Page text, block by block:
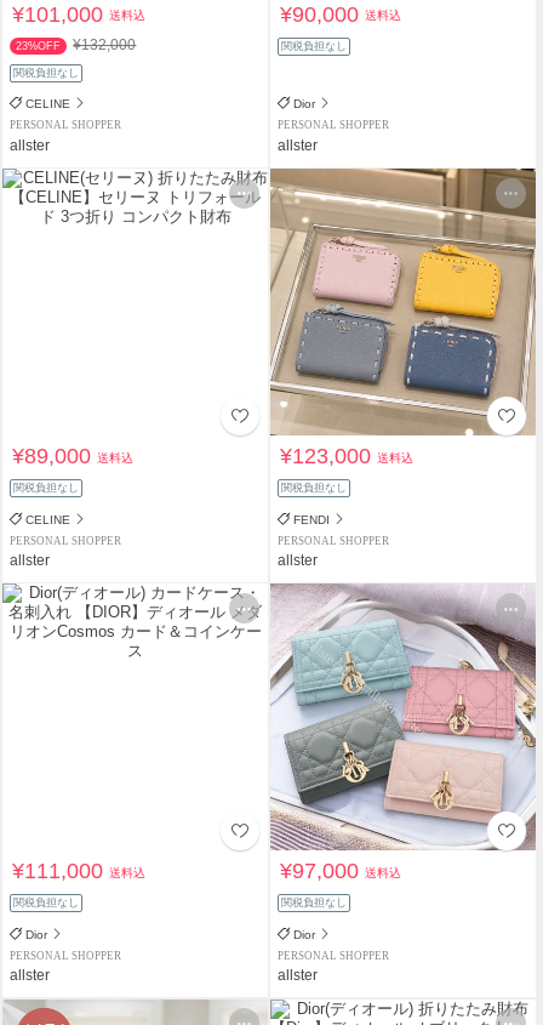
¥101,000送料込
23%OFF ¥132,000
関税負担なし
CELINE
PERSONAL SHOPPER
allster
¥90,000送料込
関税負担なし
Dior
PERSONAL SHOPPER
allster
¥89,000送料込
関税負担なし
CELINE
PERSONAL SHOPPER
allster
¥123,000送料込
関税負担なし
FENDI
PERSONAL SHOPPER
allster
¥111,000送料込
関税負担なし
Dior
PERSONAL SHOPPER
allster
¥97,000送料込
関税負担なし
Dior
PERSONAL SHOPPER
allster